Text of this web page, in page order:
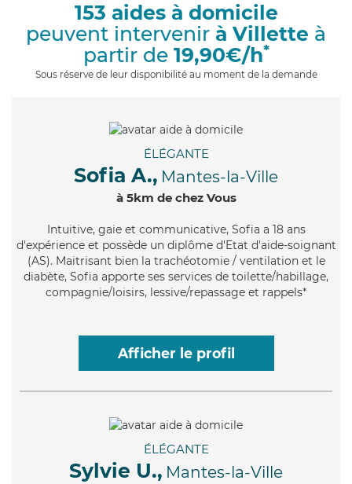
153 aides à domicile
peuvent intervenir à Villette à
partir de 19,90€/h*
Sous réserve de leur disponibilité au moment de la demande
ÉLÉGANTE
Sofia A., Mantes-la-Ville
à 5km de chez Vous
Intuitive, gaie et communicative, Sofia a 18 ans
d'expérience et possède un diplôme d'Etat d'aide-soignant
(AS). Maitrisant bien la trachéotomie / ventilation et le
diabète, Sofia apporte ses services de toilette/habillage,
compagnie/loisirs, lessive/repassage et rappels*
Afficher le profil
ÉLÉGANTE
Sylvie U., Mantes-la-Ville